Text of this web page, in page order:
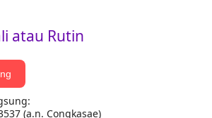
atau Rutin
(a.n. Congkasae)